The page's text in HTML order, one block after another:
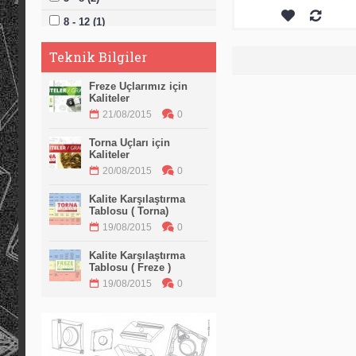
8000 (mm) (1)
8800 (mm) (1)
8830 (mm) (1)
9150 (mm) (1)
11000 (mm) (1)
8 - 12 (1)
Teknik Bilgiler
Freze Uçlarımız için
Kaliteler
21/08/2015 0
Torna Uçları için
Kaliteler
20/08/2015 0
Kalite Karşılaştırma
Tablosu ( Torna)
19/08/2015 0
Kalite Karşılaştırma
Tablosu ( Freze )
19/08/2015 0